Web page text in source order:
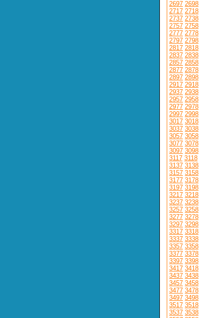
2697 2698
2717 2718
2737 2738
2757 2758
2777 2778
2797 2798
2817 2818
2837 2838
2857 2858
2877 2878
2897 2898
2917 2918
2937 2938
2957 2958
2977 2978
2997 2998
3017 3018
3037 3038
3057 3058
3077 3078
3097 3098
3117 3118
3137 3138
3157 3158
3177 3178
3197 3198
3217 3218
3237 3238
3257 3258
3277 3278
3297 3298
3317 3318
3337 3338
3357 3358
3377 3378
3397 3398
3417 3418
3437 3438
3457 3458
3477 3478
3497 3498
3517 3518
3537 3538